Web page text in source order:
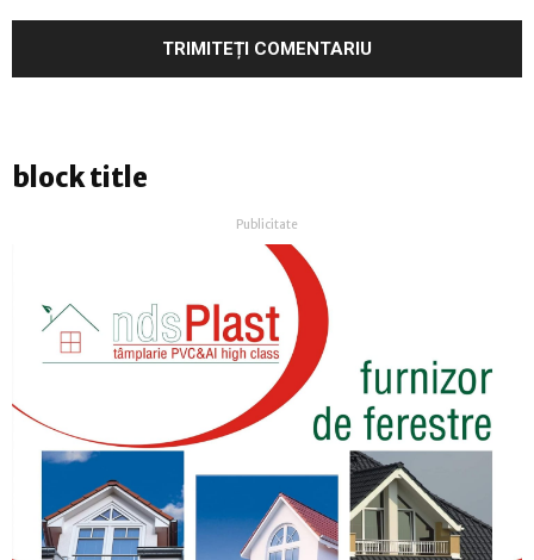
block title
Publicitate